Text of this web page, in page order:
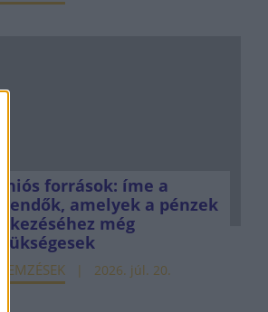
Uniós források: íme a
teendők, amelyek a pénzek
érkezéséhez még
szükségesek
ELEMZÉSEK 2026. júl. 20.